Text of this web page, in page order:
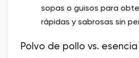
sopas o guisos para
rápidas y sabrosas sin
Polvo de pollo vs.